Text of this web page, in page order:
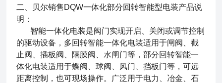
二、 贝尔销售DQW一体化部分回转智能型电装产品说
明：
智能一体化电装是阀门实现开启、关闭或调节控制
的驱动设备，多回转智能一体化电装适用于闸阀、截
止阀、插板阀、隔膜阀、水闸门等，部分回转智能一
体化电装适用于蝶阀、球阀、风门、挡板门等，可远
距离控制，也可现场操作。广泛用于电力、冶金、石